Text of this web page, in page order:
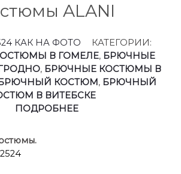
ALANI
КАК НА ФОТО
КАТЕГОРИИ:
В ГОМЕЛЕ, БРЮЧНЫЕ
, БРЮЧНЫЕ КОСТЮМЫ В
БРЮЧНЫЙ КОСТЮМ , БРЮЧНЫЙ
В ВИТЕБСКЕ
ПОДРОБНЕЕ
2524